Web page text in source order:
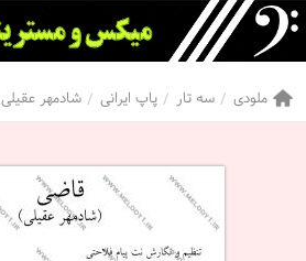
ملودی سه تار پاپ ایرانی شادمهر عقیلی